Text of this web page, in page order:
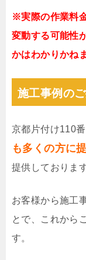
※実際の作業料
変動する可能性
かはわかりかね
施工事例の
京都片付け110番
も多くの方に
提供しております
お客様から施工
とで、これから
す。